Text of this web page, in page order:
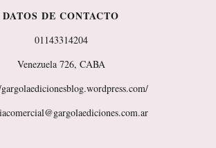
DATOS DE CONTACTO
01143314204
Venezuela 726, CABA